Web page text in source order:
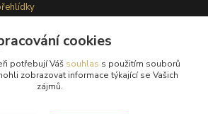
rozhraní
cookies
potřebují Váš souhlas s použitím souborů
zobrazovat informace týkající se Vašich
zájmů.